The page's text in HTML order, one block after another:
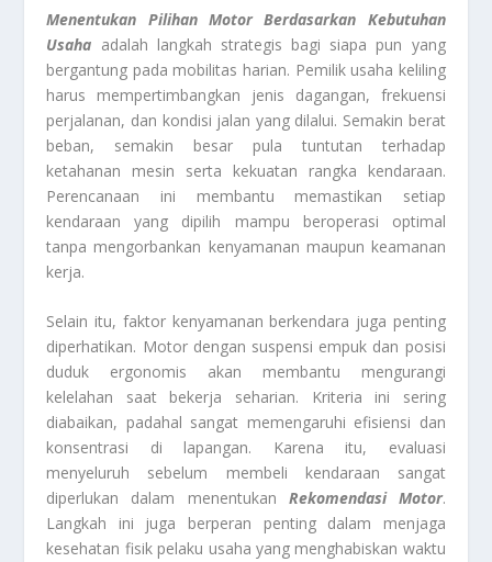
Menentukan Pilihan Motor Berdasarkan Kebutuhan
Usaha adalah langkah strategis bagi siapa pun yang
bergantung pada mobilitas harian. Pemilik usaha keliling
harus mempertimbangkan jenis dagangan, frekuensi
perjalanan, dan kondisi jalan yang dilalui. Semakin berat
beban, semakin besar pula tuntutan terhadap
ketahanan mesin serta kekuatan rangka kendaraan.
Perencanaan ini membantu memastikan setiap
kendaraan yang dipilih mampu beroperasi optimal
tanpa mengorbankan kenyamanan maupun keamanan
kerja.
Selain itu, faktor kenyamanan berkendara juga penting
diperhatikan. Motor dengan suspensi empuk dan posisi
duduk ergonomis akan membantu mengurangi
kelelahan saat bekerja seharian. Kriteria ini sering
diabaikan, padahal sangat memengaruhi efisiensi dan
konsentrasi di lapangan. Karena itu, evaluasi
menyeluruh sebelum membeli kendaraan sangat
diperlukan dalam menentukan Rekomendasi Motor.
Langkah ini juga berperan penting dalam menjaga
kesehatan fisik pelaku usaha yang menghabiskan waktu